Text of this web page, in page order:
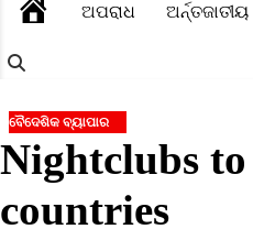
HOMEଅପରାଧ ଅର୍ନ୍ତଜାତୀୟ
ବୈଦେଶିକ ବ୍ୟାପାର
Nightclubs
countries